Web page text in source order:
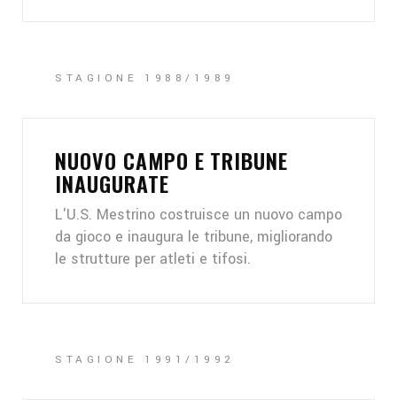
NUOVO CAMPO E TRIBUNE
INAUGURATE
L'U.S. Mestrino costruisce un nuovo campo
da gioco e inaugura le tribune, migliorando
le strutture per atleti e tifosi.
STAGIONE 1988/1989
STAGIONE 1991/1992